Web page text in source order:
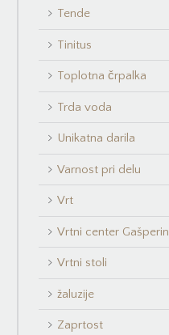
Tende
Tinitus
Toplotna črpalka
Trda voda
Unikatna darila
Varnost pri delu
Vrt
Vrtni center Gašperin
Vrtni stoli
žaluzije
Zaprtost